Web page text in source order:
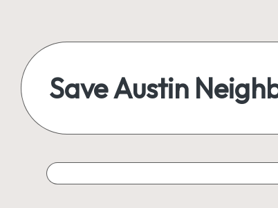
Save Austin